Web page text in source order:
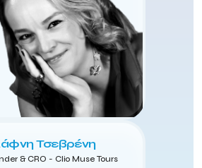
Τσεβρένη
& CRO - Clio Muse Tours